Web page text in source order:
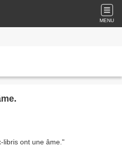
MENU